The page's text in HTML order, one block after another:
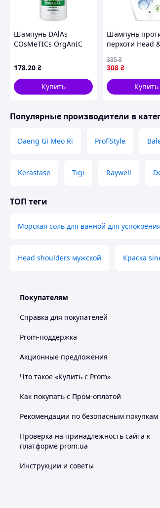
Шампунь DАlАs
СОsМeТІСs ОrgАnІС
укрепления и
восстановления волос
900 г (4823128000037)
178.20 ₴
Купить
Шампунь
перхоти Head
уход 625 мл
(8006530029292)
308 ₴
335₴
Купить
Популярные производители в
Daeng Gi Meo Ri ProfiStyle
Kerastase Tigi Raywell
ТОП теги
Морская соль для ванной для
Head shoulders мужской Краска
Покупателям
Справка для покупателей
Prom-поддержка
Акционные предложения
Что такое «Купить с Prom»
Как покупать с Пром-оплатой
Рекомендации по безопасным покупкам
Проверка на принадлежность сайта к
платформе prom.ua
Инструкции и советы